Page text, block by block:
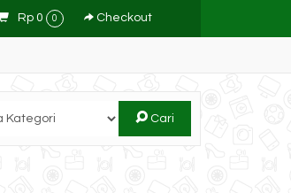
Rp 0 0 Checkout
Cari